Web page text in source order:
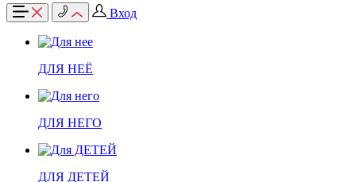
Вход
ДЛЯ НЕЁ
ДЛЯ НЕГО
ДЛЯ ДЕТЕЙ